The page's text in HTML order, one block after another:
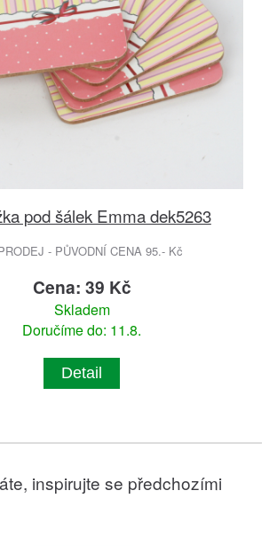
pod šálek Emma dek5263
- PŮVODNÍ CENA 95.- Kč
Cena: 39 Kč
Skladem
Doručíme do: 11.8.
Detail
inspirujte se předchozími